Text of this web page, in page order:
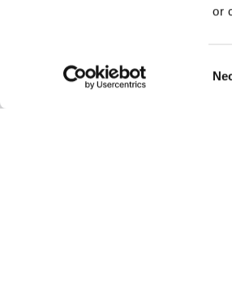
or
Ihre Bestellung verfolgen